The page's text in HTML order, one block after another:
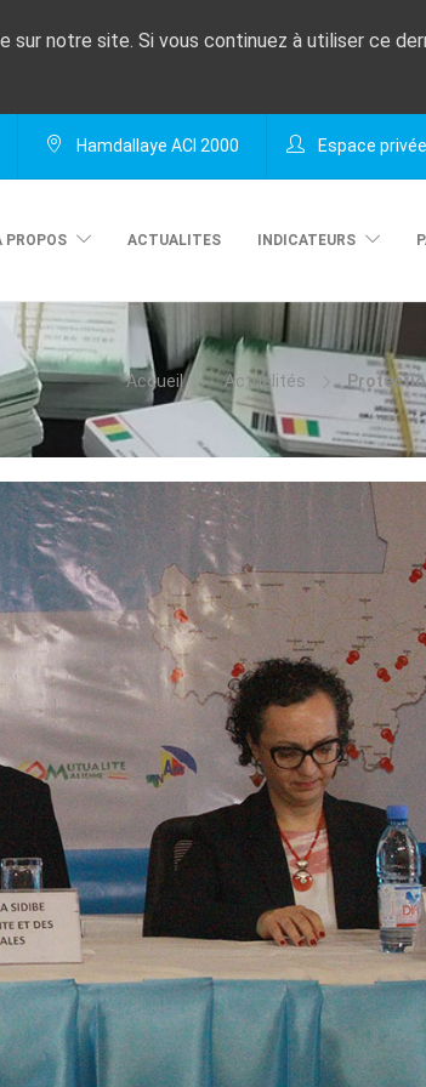
notre site. Si vous continuez à utiliser ce
Hamdallaye ACI 2000 Espace privée
PROPOS ACTUALITES INDICATEURS
Accueil Actualités